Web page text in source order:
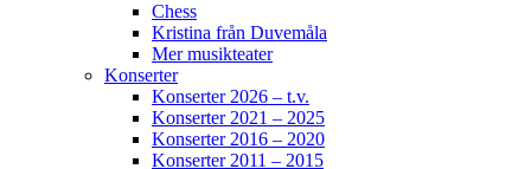
Chess
Kristina från Duvemåla
Mer musikteater
Konserter
Konserter 2026 – t.v.
Konserter 2021 – 2025
Konserter 2016 – 2020
Konserter 2011 – 2015